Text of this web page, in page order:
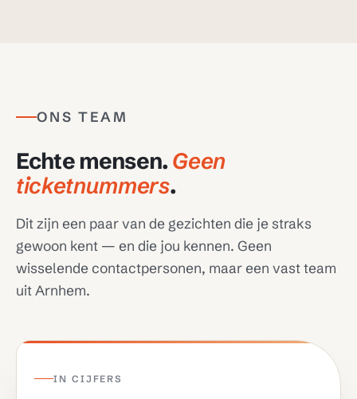
ONS TEAM
Echte mensen.Geen
ticketnummers.
Dit zijn een paar van de gezichten die je straks
gewoon kent — en die jou kennen. Geen
wisselende contactpersonen, maar een vast team
uit Arnhem.
IN CIJFERS